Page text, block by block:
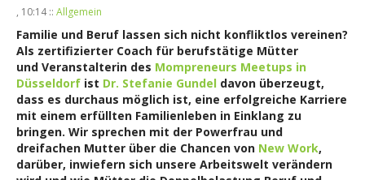
, 10:14 :: Allgemein
Familie und Beruf lassen sich nicht konfliktlos vereinen?
Als zertifizierter Coach für berufstätige Mütter
und Veranstalterin des Mompreneurs Meetups in
Düsseldorf ist Dr. Stefanie Gundel davon überzeugt,
dass es durchaus möglich ist, eine erfolgreiche Karriere
mit einem erfüllten Familienleben in Einklang zu
bringen. Wir sprechen mit der Powerfrau und
dreifachen Mutter über die Chancen von New Work,
darüber, inwiefern sich unsere Arbeitswelt verändern